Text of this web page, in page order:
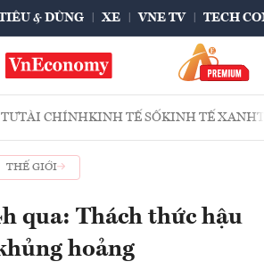
& DÙNG XE VNE TV TECH
TÀI CHÍNHKINH TẾ SỐKINH TẾ XANH
THẾ GIỚI
qua: Thách thức hậu
hoảng